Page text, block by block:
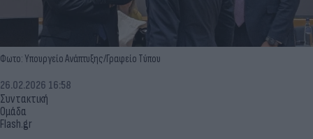
Φωτο: Υπουργείο Ανάπτυξης/Γραφείο Τύπου
Συντακτική
Ομάδα
Flash.gr
26.02.2026 16:58